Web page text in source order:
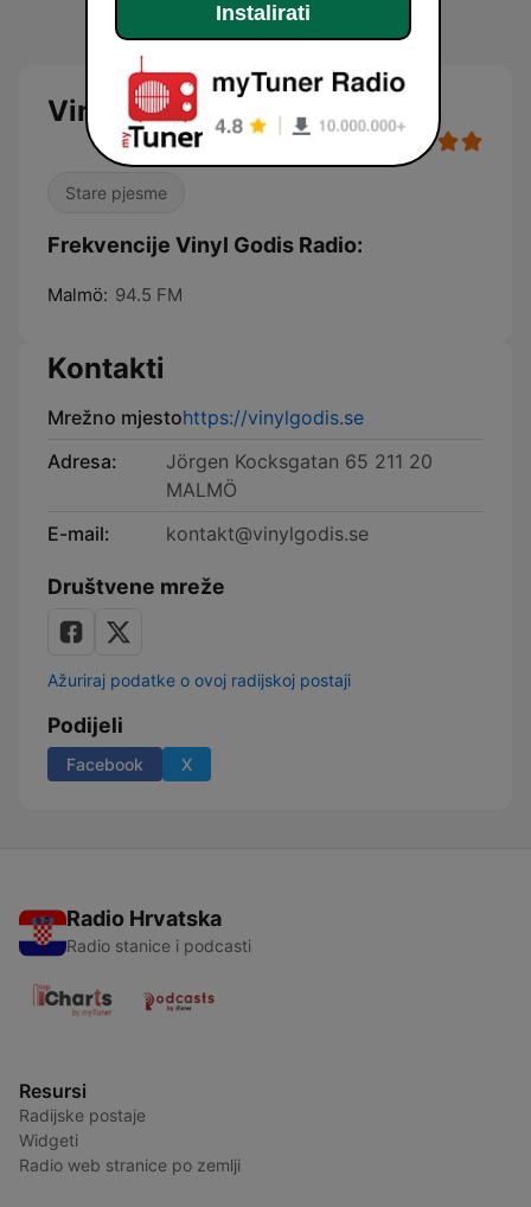
Vinyl Godis Radio
Stare pjesme
Frekvencije Vinyl Godis Radio:
Malmö: 94.5 FM
Kontakti
Mrežno mjestohttps://vinylgodis.se
Adresa:
Jörgen Kocksgatan 65 211 20
MALMÖ
E-mail:
kontakt@vinylgodis.se
Društvene mreže
Ažuriraj podatke o ovoj radijskoj postaji
Podijeli
Facebook X
Radio Hrvatska
Radio stanice i podcasti
Resursi
Radijske postaje
Widgeti
Radio web stranice po zemlji
Instalirati